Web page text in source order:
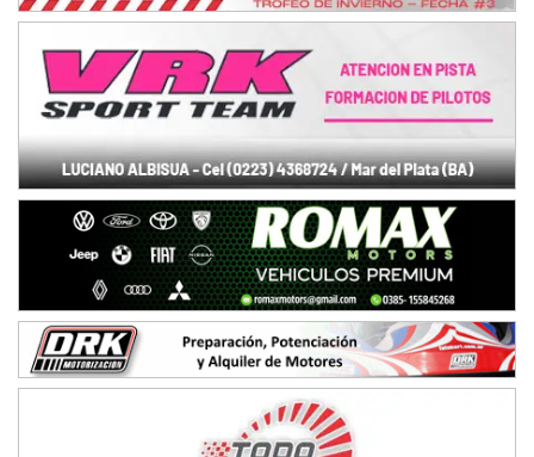
Ciudad de Avellaneda (Asfalto)
Avellaneda (Santa Fe)
SUR SANTAFESINO - F4
José Samuel Sánchez (Tierra)
Rufino (Santa Fe)
TUCUMANO - F5
Juan Navarro (Asfalto)
El Timbó (Tucumán)